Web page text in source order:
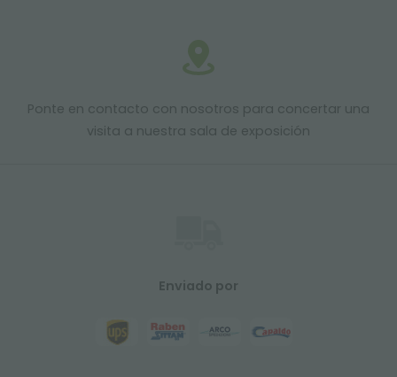
Ponte en contacto con nosotros para concertar una
visita a nuestra sala de exposición
Enviado por